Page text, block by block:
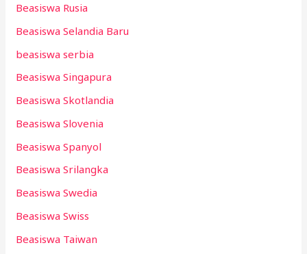
Beasiswa Rusia
Beasiswa Selandia Baru
beasiswa serbia
Beasiswa Singapura
Beasiswa Skotlandia
Beasiswa Slovenia
Beasiswa Spanyol
Beasiswa Srilangka
Beasiswa Swedia
Beasiswa Swiss
Beasiswa Taiwan